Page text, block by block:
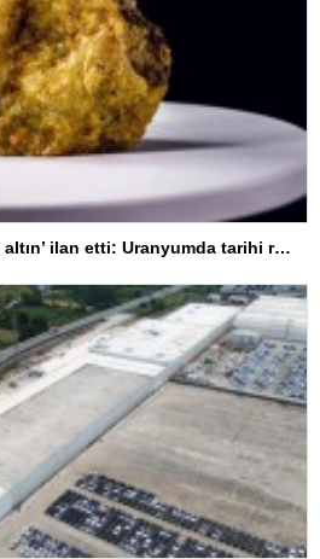
Dev banka resmen ‘yeni altın’ ilan etti: Uranyumda tarihi rekorlara çok az kaldı